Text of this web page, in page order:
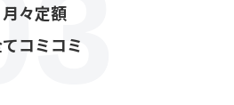
月々定額
コミコミ